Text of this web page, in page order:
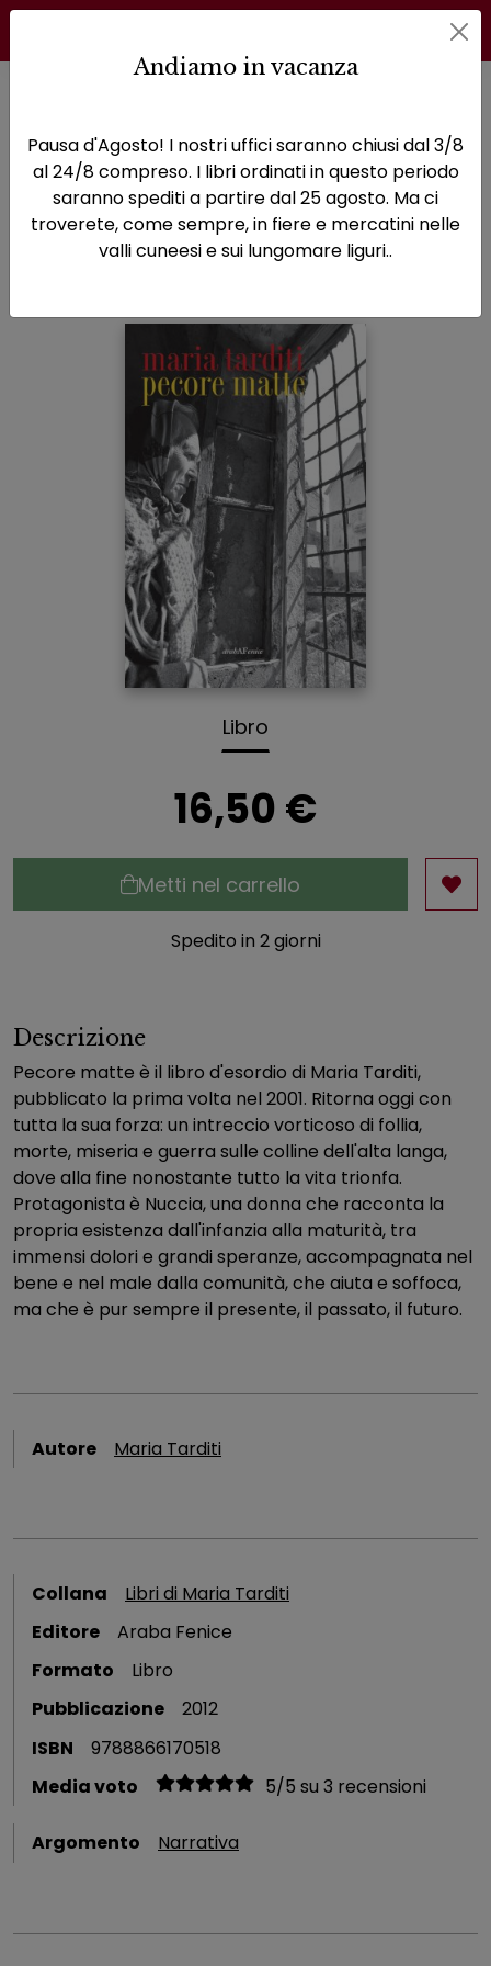
Pecore matte
Sottotitolo non presente
Maria Tarditi
Libro
16,50 €
Metti nel carrello
Spedito in 2 giorni
Descrizione
Pecore matte è il libro d'esordio di Maria Tarditi,
pubblicato la prima volta nel 2001. Ritorna oggi con
tutta la sua forza: un intreccio vorticoso di follia,
morte, miseria e guerra sulle colline dell'alta langa,
dove alla fine nonostante tutto la vita trionfa.
Protagonista è Nuccia, una donna che racconta la
propria esistenza dall'infanzia alla maturità, tra
immensi dolori e grandi speranze, accompagnata nel
bene e nel male dalla comunità, che aiuta e soffoca,
ma che è pur sempre il presente, il passato, il futuro.
Autore Maria Tarditi
Collana
Libri di Maria Tarditi
Editore
Araba Fenice
Formato
Libro
Pubblicazione
2012
ISBN
9788866170518
Media voto
5/5 su 3 recensioni
Argomento Narrativa
Andiamo in vacanza
Pausa d'Agosto! I nostri uffici saranno chiusi dal 3/8
al 24/8 compreso. I libri ordinati in questo periodo
saranno spediti a partire dal 25 agosto. Ma ci
troverete, come sempre, in fiere e mercatini nelle
valli cuneesi e sui lungomare liguri..